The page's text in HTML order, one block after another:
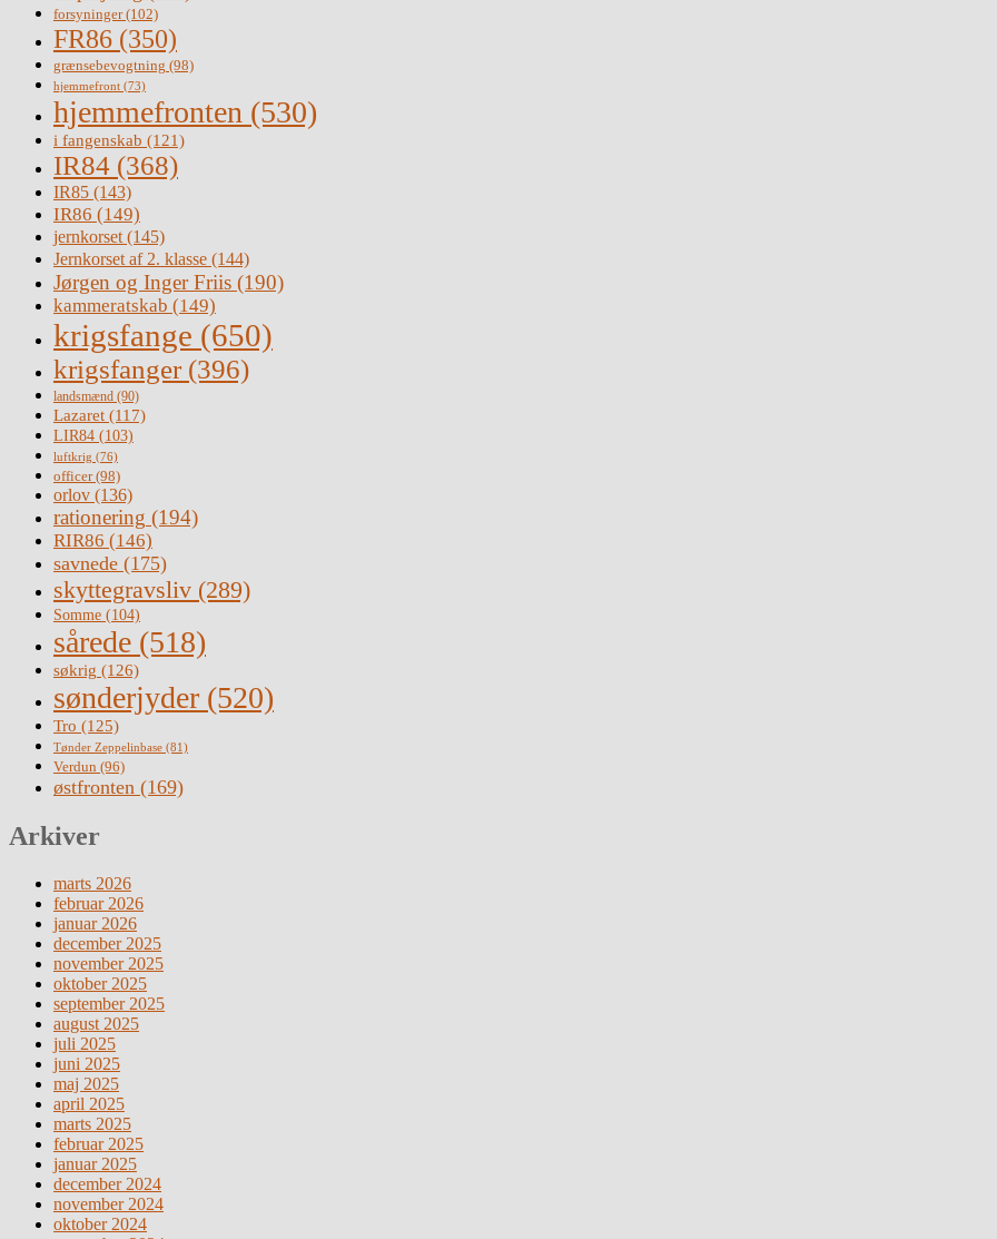
forsyninger(102)
FR86 (350)
grænsebevogtning (98)
hjemmefront (73)
hjemmefronten (530)
i fangenskab (121)
IR84 (368)
IR85 (143)
IR86 (149)
jernkorset(145)
Jernkorset af 2. klasse (144)
Jørgen og Inger Friis (190)
kammeratskab (149)
krigsfange (650)
krigsfanger (396)
landsmænd (90)
Lazaret (117)
LIR84 (103)
luftkrig (76)
officer(98)
orlov (136)
rationering (194)
RIR86 (146)
savnede (175)
skyttegravsliv (289)
Somme (104)
sårede (518)
søkrig (126)
sønderjyder (520)
Tro (125)
Tønder Zeppelinbase (81)
Verdun (96)
østfronten (169)
Arkiver
marts 2026
februar 2026
januar 2026
december 2025
november 2025
oktober 2025
september 2025
august 2025
juli 2025
juni 2025
maj 2025
april 2025
marts 2025
februar 2025
januar 2025
december 2024
november 2024
oktober 2024